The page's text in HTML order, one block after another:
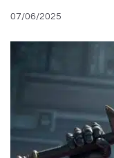
07/06/2025